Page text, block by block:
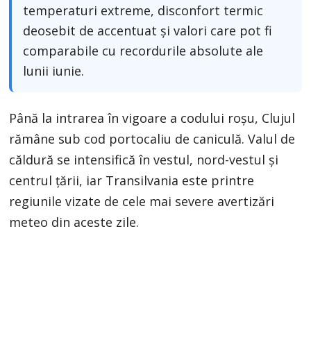
temperaturi extreme, disconfort termic
deosebit de accentuat și valori care pot fi
comparabile cu recordurile absolute ale
lunii iunie.
Până la intrarea în vigoare a codului roșu, Clujul
rămâne sub cod portocaliu de caniculă. Valul de
căldură se intensifică în vestul, nord-vestul și
centrul țării, iar Transilvania este printre
regiunile vizate de cele mai severe avertizări
meteo din aceste zile.